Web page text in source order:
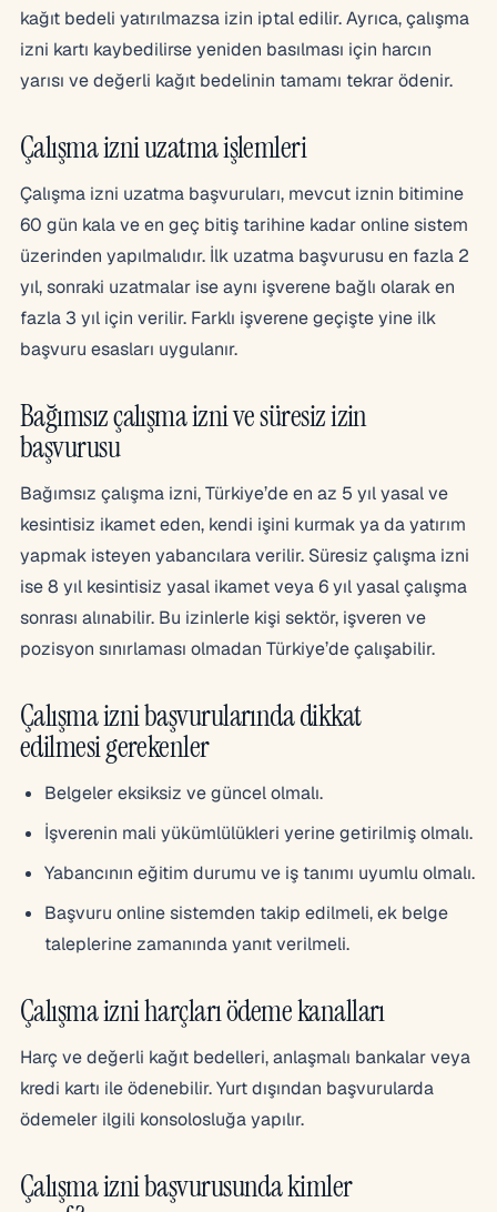
kağıt bedeli yatırılmazsa izin iptal edilir. Ayrıca, çalışma
izni kartı kaybedilirse yeniden basılması için harcın
yarısı ve değerli kağıt bedelinin tamamı tekrar ödenir.
Çalışma izni uzatma işlemleri
Çalışma izni uzatma başvuruları, mevcut iznin bitimine
60 gün kala ve en geç bitiş tarihine kadar online sistem
üzerinden yapılmalıdır. İlk uzatma başvurusu en fazla 2
yıl, sonraki uzatmalar ise aynı işverene bağlı olarak en
fazla 3 yıl için verilir. Farklı işverene geçişte yine ilk
başvuru esasları uygulanır.
Bağımsız çalışma izni ve süresiz izin
başvurusu
Bağımsız çalışma izni, Türkiye’de en az 5 yıl yasal ve
kesintisiz ikamet eden, kendi işini kurmak ya da yatırım
yapmak isteyen yabancılara verilir. Süresiz çalışma izni
ise 8 yıl kesintisiz yasal ikamet veya 6 yıl yasal çalışma
sonrası alınabilir. Bu izinlerle kişi sektör, işveren ve
pozisyon sınırlaması olmadan Türkiye’de çalışabilir.
Çalışma izni başvurularında dikkat
edilmesi gerekenler
Belgeler eksiksiz ve güncel olmalı.
İşverenin mali yükümlülükleri yerine getirilmiş olmalı.
Yabancının eğitim durumu ve iş tanımı uyumlu olmalı.
Başvuru online sistemden takip edilmeli, ek belge
taleplerine zamanında yanıt verilmeli.
Çalışma izni harçları ödeme kanalları
Harç ve değerli kağıt bedelleri, anlaşmalı bankalar veya
kredi kartı ile ödenebilir. Yurt dışından başvurularda
ödemeler ilgili konsolosluğa yapılır.
Çalışma izni başvurusunda kimler